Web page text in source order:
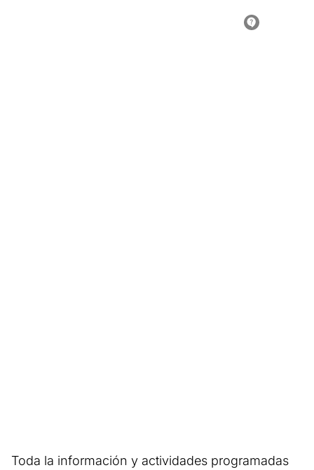
Toda la información y actividades programadas